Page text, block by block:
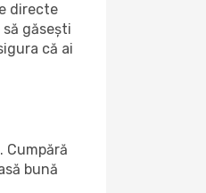
directe
găsești
că ai
Cumpără
bună